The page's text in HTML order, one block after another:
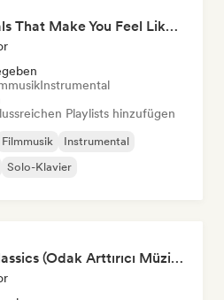
Instrumentals That Make You Feel Like Floating
Instrumental
Playlists hinzufügen
Filmmusik
Instrumental
Solo-Klavier
Gladiolus Classics (Odak Arttırıcı Müzikler)